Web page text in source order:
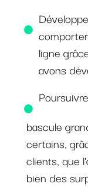
ligne
avons
bascule
certains,
clients, que
bien des